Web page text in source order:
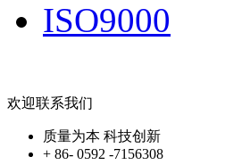
ISO9000
欢迎联系我们
质量为本 科技创新
+ 86- 0592 -7156308